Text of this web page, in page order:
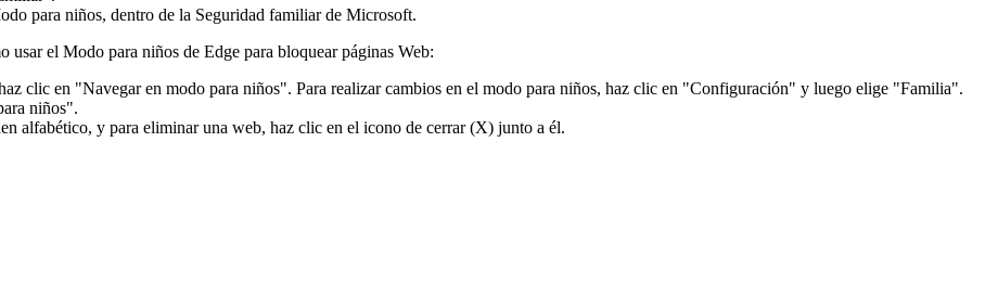
para niños, dentro de la Seguridad familiar de Microsoft.
el Modo para niños de Edge para bloquear páginas Web:
clic en "Navegar en modo para niños". Para realizar cambios en el modo para niños, haz clic en "Configuración" y luego elige "Familia".
niños".
alfabético, y para eliminar una web, haz clic en el icono de cerrar (X) junto a él.